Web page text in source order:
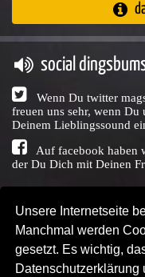
Unsere Internetseite
Manchmal werden
gesetzt. Es wichtig,
Datenschutzerklärung
social
Wenn Du twitter
freuen uns sehr, wenn Du
Deinem Lieblingssound
Auf facebook haben
der Du Dich mit Deinen
Copyright © Audio Union
SENDEPLATZ ↗